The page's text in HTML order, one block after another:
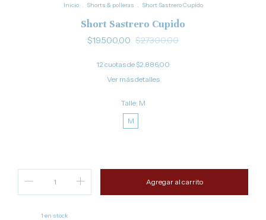
Inicio . Shorts & polleras . Short Sastrero Cupido
Short Sastrero Cupido
$19.500,00 $27.300,00
12 cuotas de $2.886,00
Ver más detalles
Talle: M
M
1 en stock